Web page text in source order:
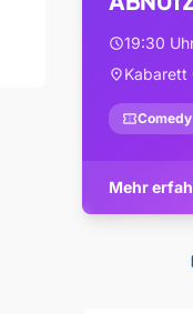
schedule19:30
location_onKabarett
confirmation_numberComedy
Mehr